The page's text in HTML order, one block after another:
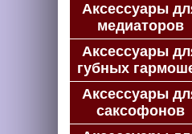
Аксессуары
медиаторов
Аксессуары
губных
Аксессуары
саксофонов